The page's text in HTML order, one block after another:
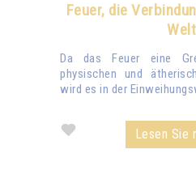
Feuer, die
Welt
Da das Feuer eine
physischen und
wird es in der
Lesen Sie